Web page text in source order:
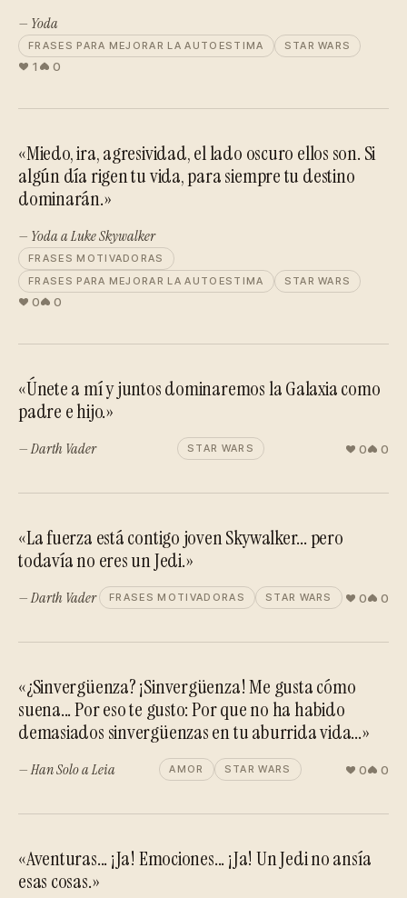
— Yoda
FRASES PARA MEJORAR LA AUTOESTIMA STAR WARS
1 0
«Miedo, ira, agresividad, el lado oscuro ellos son. Si
algún día rigen tu vida, para siempre tu destino
dominarán.»
— Yoda a Luke Skywalker
FRASES MOTIVADORAS
FRASES PARA MEJORAR LA AUTOESTIMA
STAR WARS
0 0
«Únete a mí y juntos dominaremos la Galaxia como
padre e hijo.»
— Darth Vader STAR WARS 0 0
«La fuerza está contigo joven Skywalker... pero
todavía no eres un Jedi.»
— Darth Vader FRASES MOTIVADORAS STAR WARS 0 0
«¿Sinvergüenza? ¡Sinvergüenza! Me gusta cómo
suena... Por eso te gusto: Por que no ha habido
demasiados sinvergüenzas en tu aburrida vida...»
— Han Solo a Leia AMOR STAR WARS 0 0
«Aventuras... ¡Ja! Emociones... ¡Ja! Un Jedi no ansía
esas cosas.»